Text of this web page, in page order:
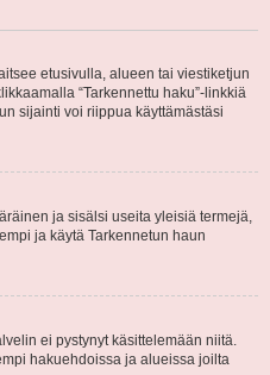
etusivulla, alueen tai viestiketjun
“Tarkennettu haku”-linkkiä
sijainti voi riippua käyttämästäsi
ja sisälsi useita yleisiä termejä,
ja käytä Tarkennetun haun
ei pystynyt käsittelemään niitä.
hakuehdoissa ja alueissa joilta